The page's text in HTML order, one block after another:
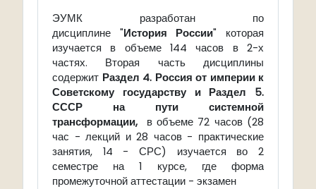
ЭУМК разработан по
дисциплине "История России" которая
изучается в объеме 144 часов в 2-х
частях. Вторая часть дисциплины
содержит Раздел 4. Россия от империи к
Советскому государству и Раздел 5.
СССР на пути системной
трансформации,
в объеме 72 часов (28
час - лекций и 28 часов - практические
занятия, 14 - СРС) изучается во 2
семестре на 1 курсе, где форма
промежуточной аттестации - экзамен